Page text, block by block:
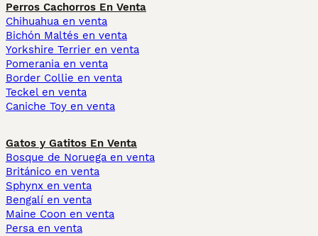
Perros Cachorros En Venta
Chihuahua en venta
Bichón Maltés en venta
Yorkshire Terrier en venta
Pomerania en venta
Border Collie en venta
Teckel en venta
Caniche Toy en venta
Gatos y Gatitos En Venta
Bosque de Noruega en venta
Británico en venta
Sphynx en venta
Bengalí en venta
Maine Coon en venta
Persa en venta